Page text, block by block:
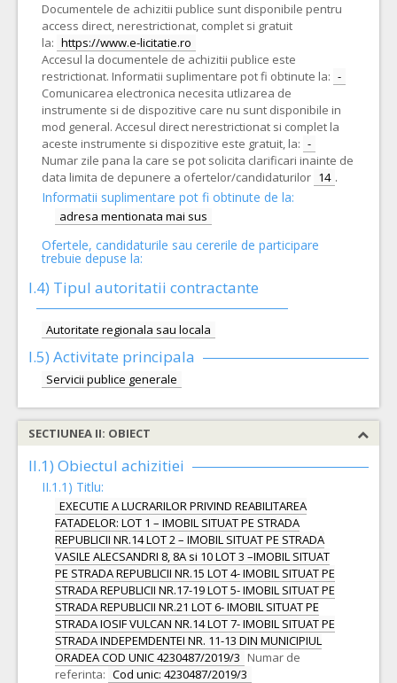
Documentele de achizitii publice sunt disponibile pentru
access direct, nerestrictionat, complet si gratuit
la: https://www.e-licitatie.ro
Accesul la documentele de achizitii publice este
restrictionat. Informatii suplimentare pot fi obtinute la: -
Comunicarea electronica necesita utlizarea de
instrumente si de dispozitive care nu sunt disponibile in
mod general. Accesul direct nerestrictionat si complet la
aceste instrumente si dispozitive este gratuit, la: -
Numar zile pana la care se pot solicita clarificari inainte de
data limita de depunere a ofertelor/candidaturilor 14 .
Informatii suplimentare pot fi obtinute de la:
adresa mentionata mai sus
Ofertele, candidaturile sau cererile de participare
trebuie depuse la:
I.4) Tipul autoritatii contractante
Autoritate regionala sau locala
I.5) Activitate principala
Servicii publice generale
SECTIUNEA II: OBIECT
II.1) Obiectul achizitiei
II.1.1) Titlu:
EXECUTIE A LUCRARILOR PRIVIND REABILITAREA
FATADELOR: LOT 1 – IMOBIL SITUAT PE STRADA
REPUBLICII NR.14 LOT 2 – IMOBIL SITUAT PE STRADA
VASILE ALECSANDRI 8, 8A si 10 LOT 3 –IMOBIL SITUAT
PE STRADA REPUBLICII NR.15 LOT 4- IMOBIL SITUAT PE
STRADA REPUBLICII NR.17-19 LOT 5- IMOBIL SITUAT PE
STRADA REPUBLICII NR.21 LOT 6- IMOBIL SITUAT PE
STRADA IOSIF VULCAN NR.14 LOT 7- IMOBIL SITUAT PE
STRADA INDEPEMDENTEI NR. 11-13 DIN MUNICIPIUL
ORADEA COD UNIC 4230487/2019/3 Numar de
referinta: Cod unic: 4230487/2019/3